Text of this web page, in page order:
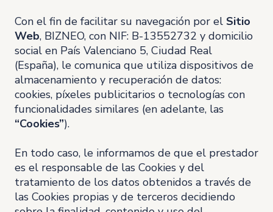
Con el fin de facilitar su navegación por el Sitio
Web, BIZNEO, con NIF: B-13552732 y domicilio
social en País Valenciano 5, Ciudad Real
(España), le comunica que utiliza dispositivos de
almacenamiento y recuperación de datos:
cookies, píxeles publicitarios o tecnologías con
funcionalidades similares (en adelante, las
“Cookies”).
En todo caso, le informamos de que el prestador
es el responsable de las Cookies y del
tratamiento de los datos obtenidos a través de
las Cookies propias y de terceros decidiendo